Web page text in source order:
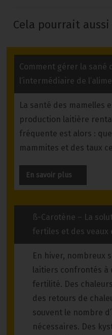
Cela pourrait
Comment gérer la sané
l’intermédiaire de
La santé des mamelles
production laitière
fréquente est alors :
mammites et des taux
En savoir plus
ß-Carotène – La
fertiles et des veaux
En hiver, nombreux
laitiers confrontés à
fertilité. Des
des retours de
souvent le nombre
nécessaires. Des